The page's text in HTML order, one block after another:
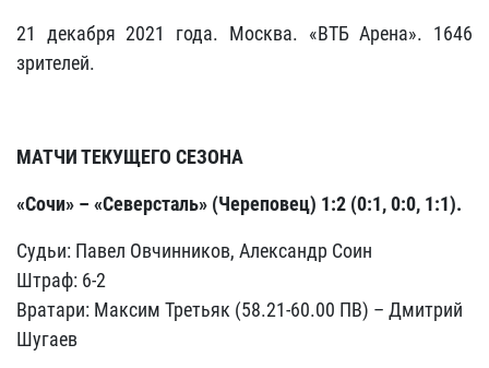
21 декабря 2021 года. Москва. «ВТБ Арена». 1646
зрителей.
МАТЧИ ТЕКУЩЕГО СЕЗОНА
«Сочи» – «Северсталь» (Череповец) 1:2 (0:1, 0:0, 1:1).
Судьи: Павел Овчинников, Александр Соин
Штраф: 6-2
Вратари: Максим Третьяк (58.21-60.00 ПВ) – Дмитрий
Шугаев